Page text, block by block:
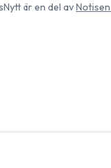
är en del av